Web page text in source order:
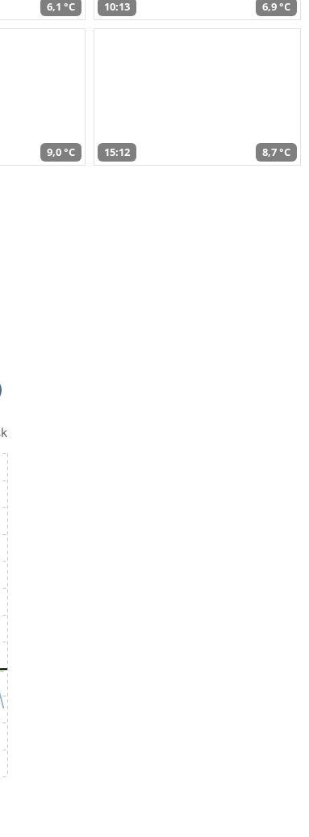
6,1 °C 10:13 6,9 °C
9,0 °C 15:12 8,7 °C